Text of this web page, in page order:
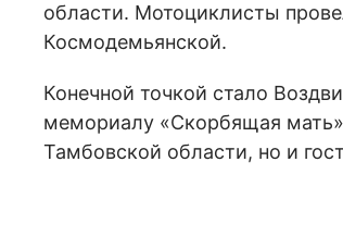
области. Мотоциклисты
Космодемьянской.
Конечной точкой стало
мемориалу «Скорбящая
Тамбовской области, но и